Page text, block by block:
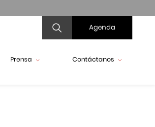
Agenda
Prensa Contáctanos